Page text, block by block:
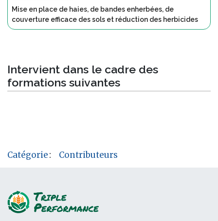
Mise en place de haies, de bandes enherbées, de
couverture efficace des sols et réduction des herbicides
Intervient dans le cadre des
formations suivantes
Catégorie: Contributeurs